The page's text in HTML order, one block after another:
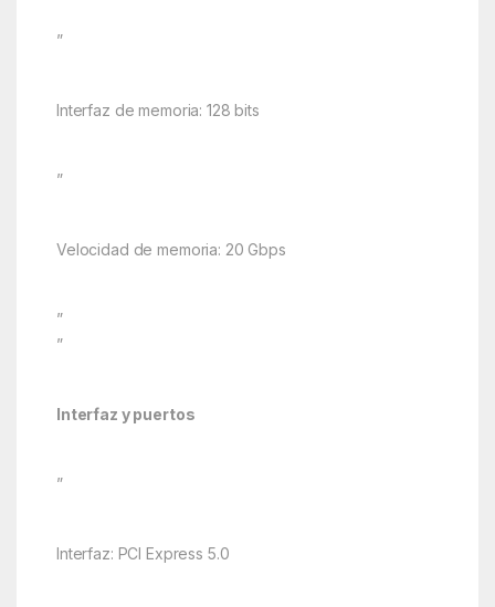
”
Interfaz de memoria: 128 bits
”
Velocidad de memoria: 20 Gbps
”
”
Interfaz y puertos
”
Interfaz: PCI Express 5.0